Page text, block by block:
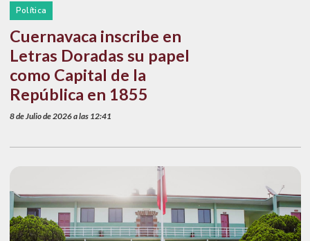
Política
Cuernavaca inscribe en
Letras Doradas su papel
como Capital de la
República en 1855
8 de Julio de 2026 a las 12:41